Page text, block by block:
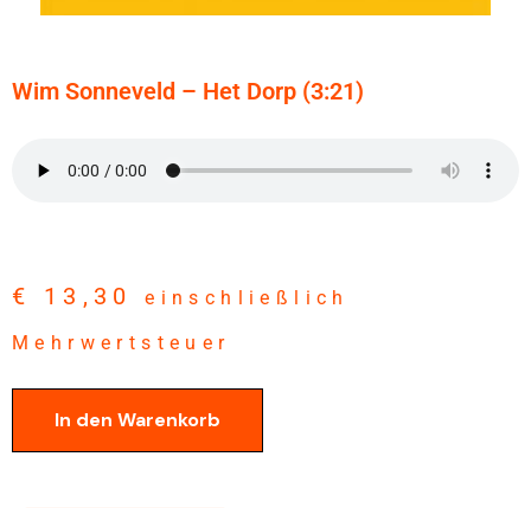
Wim Sonneveld – Het Dorp (3:21)
€ 13,30
einschließlich
Mehrwertsteuer
In den Warenkorb